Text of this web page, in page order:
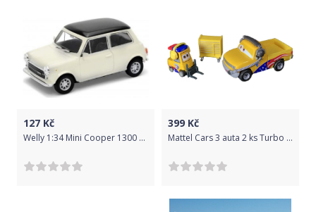
127 Kč
Welly 1:34 Mini Cooper 1300 Bíla
399 Kč
Mattel Cars 3 auta 2 ks Turbo Bullock a John Lassetire